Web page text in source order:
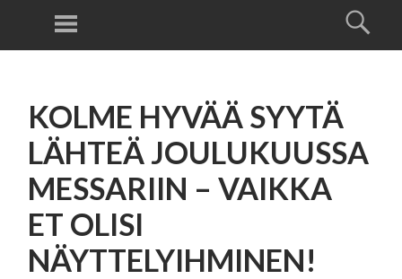
Valikko
KOLME HYVÄÄ SYYTÄ
LÄHTEÄ JOULUKUUSSA
MESSARIIN – VAIKKA
ET OLISI
NÄYTTELYIHMINEN!